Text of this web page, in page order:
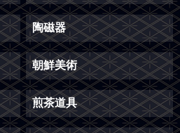
陶磁器
朝鮮美術
煎茶道具